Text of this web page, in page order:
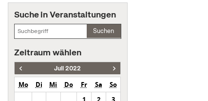
Suche in Veranstaltungen
Suchen
Zeitraum wählen
Juli 2022
Mo Di Mi Do Fr Sa
So